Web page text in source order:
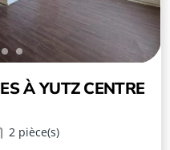
À YUTZ CENTRE
2